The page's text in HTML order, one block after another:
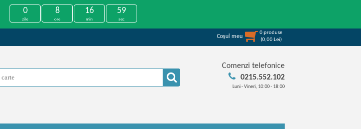
0
zile
8
ore
16
min
59
sec
Coşul meu
0produse
(0,00 Lei)
Comenzi telefonice
0215.552.102
Luni - Vineri, 10:00 - 18:00